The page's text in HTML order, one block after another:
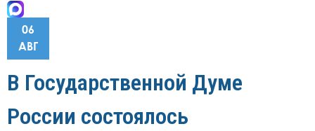
06
АВГ
В Государственной Думе
России состоялось